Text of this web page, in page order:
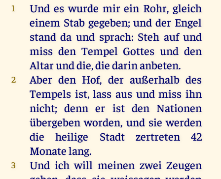
1 Und es wurde mir ein Rohr,gleich
einem Stab gegeben;und der Engel
stand da und sprach: Steh auf und
miss den Tempel Gottes und den
Altarunddie,diedarinanbeten.
2 Aber den Hof, der außerhalb des
Tempels ist, lassaus undmissihn
nicht;denn er ist denNationen
übergeben worden, und sie werden
die
heilige Stadt zertreten42
Monatelang.
3 Und ich will meinen zwei Zeugen